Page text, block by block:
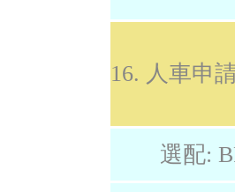
16. 人車申
選配: